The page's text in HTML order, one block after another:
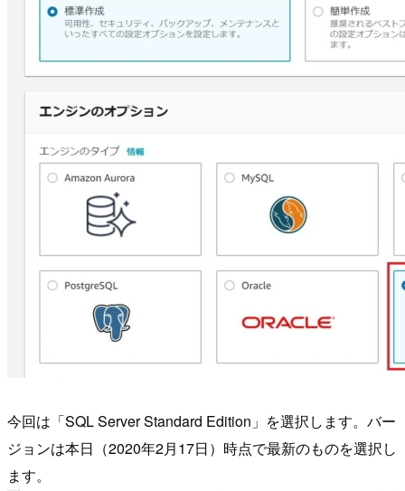
今回は「SQL Server Standard Edition」を選択します。バー
ジョンは本日（2020年2月17日）時点で最新のものを選択し
ます。